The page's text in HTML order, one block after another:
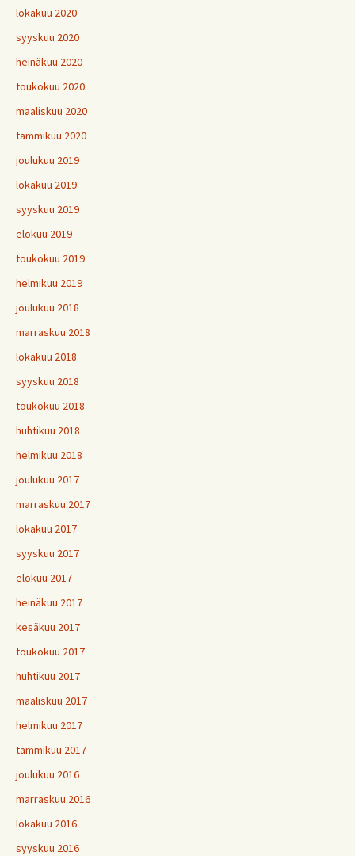
lokakuu 2020
syyskuu 2020
heinäkuu 2020
toukokuu 2020
maaliskuu 2020
tammikuu 2020
joulukuu 2019
lokakuu 2019
syyskuu 2019
elokuu 2019
toukokuu 2019
helmikuu 2019
joulukuu 2018
marraskuu 2018
lokakuu 2018
syyskuu 2018
toukokuu 2018
huhtikuu 2018
helmikuu 2018
joulukuu 2017
marraskuu 2017
lokakuu 2017
syyskuu 2017
elokuu 2017
heinäkuu 2017
kesäkuu 2017
toukokuu 2017
huhtikuu 2017
maaliskuu 2017
helmikuu 2017
tammikuu 2017
joulukuu 2016
marraskuu 2016
lokakuu 2016
syyskuu 2016